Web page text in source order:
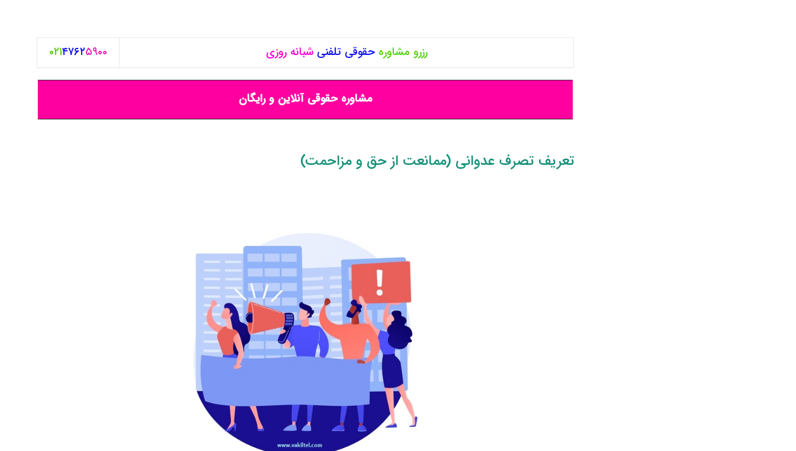
رزرو مشاورهحقوقیتلفنی شبانه روزی ۰۲۱۴۷۶۲۵۹۰۰
مشاوره حقوقی آنلاین و رایگان
تعریف تصرف عدوانی (ممانعت از حق و مزاحمت)